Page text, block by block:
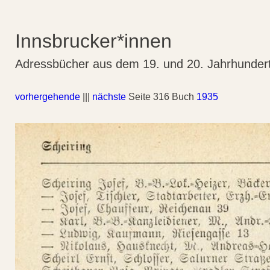
Innsbrucker*innen
Adressbücher aus dem 19. und 20.
vorhergehende nächste Seite 316 Buch 1935